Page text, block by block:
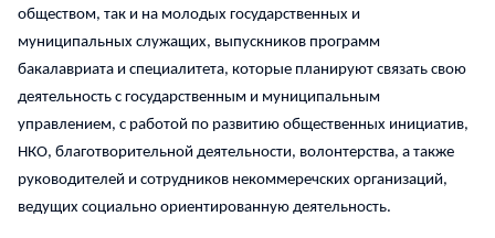
обществом, так и на молодых государственных и
муниципальных служащих, выпускников программ
бакалавриата и специалитета, которые планируют связать свою
деятельность с государственным и муниципальным
управлением, с работой по развитию общественных инициатив,
НКО, благотворительной деятельности, волонтерства, а также
руководителей и сотрудников некоммеречских организаций,
ведущих социально ориентированную деятельность.